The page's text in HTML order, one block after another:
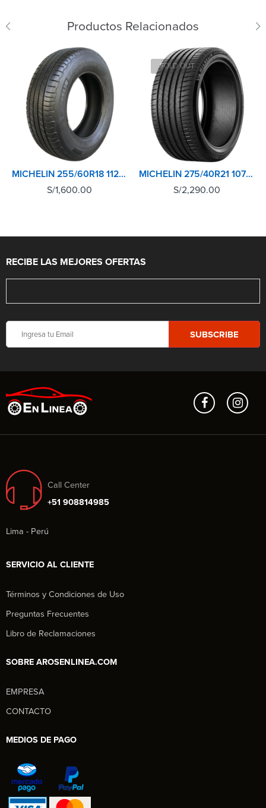
Productos Relacionados
MICHELIN 255/60R18 112H XL TL PRIMACY SUV+
S/1,600.00
SOLD OUT
MICHELIN 275/40R21 107Y XL TL PILOT SPORT 4 SUV
S/2,290.00
RECIBE LAS MEJORES OFERTAS
Call Center
+51 908814985
Lima - Perú
SERVICIO AL CLIENTE
Términos y Condiciones de Uso
Preguntas Frecuentes
Libro de Reclamaciones
SOBRE AROSENLINEA.COM
EMPRESA
CONTACTO
MEDIOS DE PAGO